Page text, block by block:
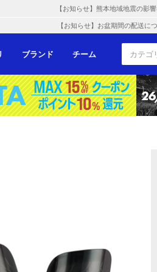
【お知らせ】熊本地域地震の影
【お知らせ】お盆期間の配送に
ブランド チーム